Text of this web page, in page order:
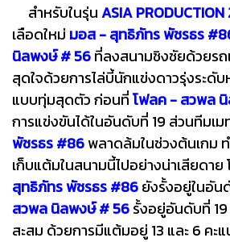
สำหรับในรุ่นASIA
เลือดใหม่ มอส - สุทธิภัทร พัชรธร
นิลพงษ์ # 56ที่ลงสนามชิงชัยด้วยร
สุดใจด้วยการไล่บี้นักแข่งดาวรุ่งระดับ
แบบทุ่มสุดตัว ก่อนที่โฟลค - สวพล
การแข่งขันได้ในอันดับที่ 19 ส่วนทีมเม
พัชรธร #86พลาดล้มในช่วงต้นเกม
เก็บแต้มในสนามนี้ไปอย่างน่าเสียดา
สุทธิภัทร พัชรธร #86ยังรั้งอยู่ในอัน
สวพล นิลพงษ์ # 56รั้งอยู่อันดับที่
สะสม ด้วยการมีแต้มอยู่ 13 และ 6 คะ